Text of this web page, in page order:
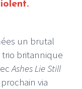
un brutal
britannique
Ashes Lie Still
via